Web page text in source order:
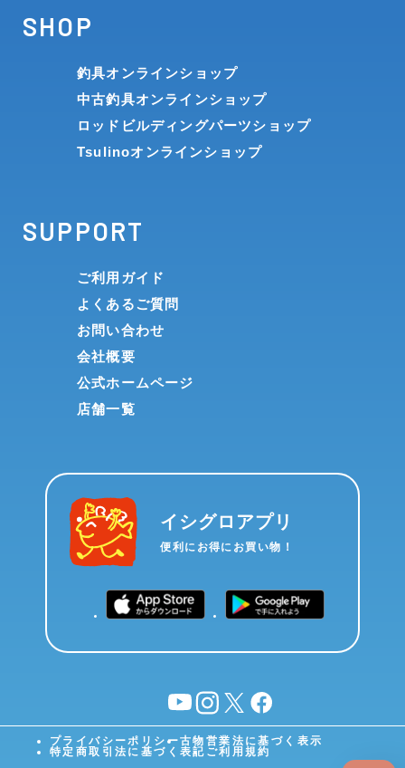
SHOP
釣具オンラインショップ
中古釣具オンラインショップ
ロッドビルディングパーツショップ
Tsulinoオンラインショップ
SUPPORT
ご利用ガイド
よくあるご質問
お問い合わせ
会社概要
公式ホームページ
店舗一覧
イシグロアプリ
便利にお得にお買い物！
YouTubeinstagram
X facebook
プライバシーポリシー古物営業法に基づく表示
特定商取引法に基づく表記 ご利用規約